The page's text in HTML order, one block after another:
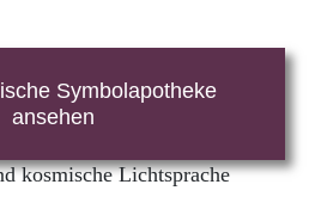
Symbolapotheke
ansehen